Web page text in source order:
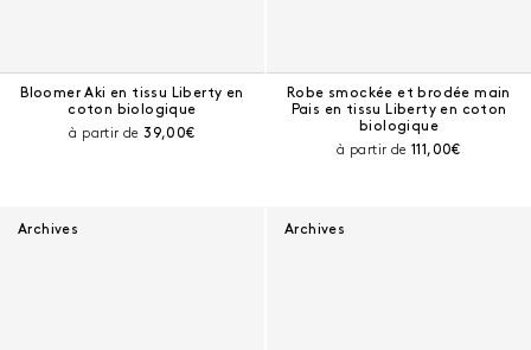
Bloomer Aki en tissu Liberty en
coton biologique
à partir dePrix courant :
39,00€
Robe smockée et brodée main
Pais en tissu Liberty en coton
biologique
à partir de Prix courant :
111,00€
Archives Archives